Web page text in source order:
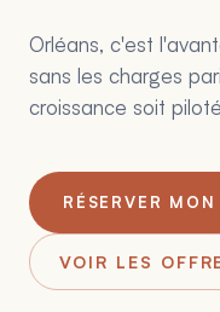
Orléans, c'est
sans les charges
croissance soit
RÉSERVER
VOIR LES